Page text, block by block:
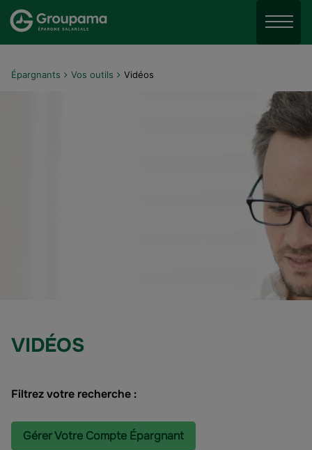
Aller au menu
Aller au contenu
Menu
Épargnants Vos outils Vidéos
VIDÉOS
Filtrez votre recherche :
Gérer Votre Compte Épargnant